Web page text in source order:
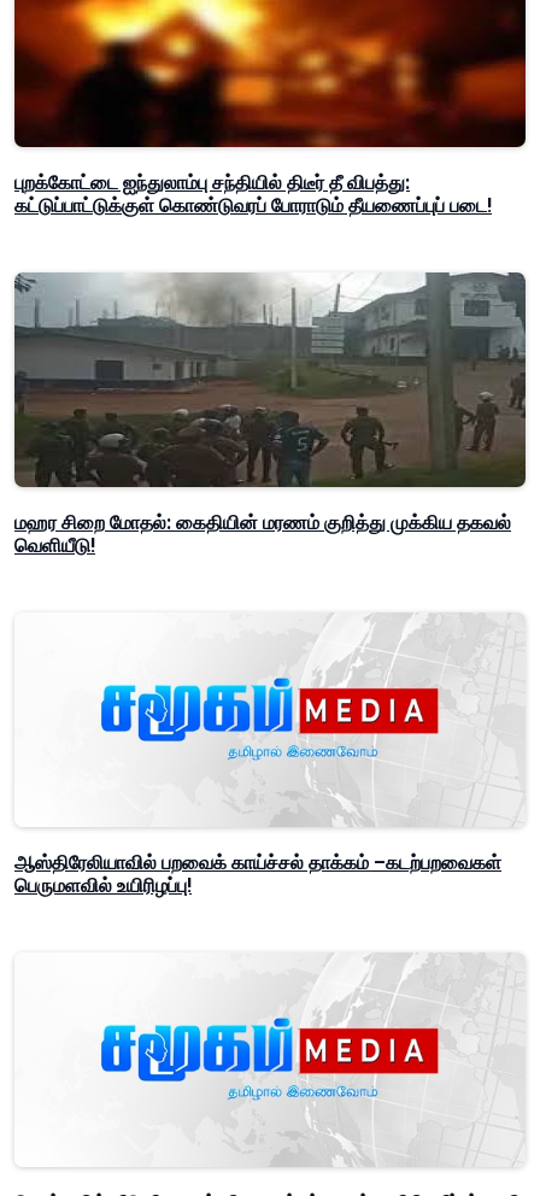
புறக்கோட்டை ஐந்துலாம்பு சந்தியில் திடீர் தீ விபத்து:
கட்டுப்பாட்டுக்குள் கொண்டுவரப் போராடும் தீயணைப்புப் படை!
மஹர சிறை மோதல்: கைதியின் மரணம் குறித்து முக்கிய தகவல்
வெளியீடு!
ஆஸ்திரேலியாவில் பறவைக் காய்ச்சல் தாக்கம் –கடற்பறவைகள்
பெருமளவில் உயிரிழப்பு!